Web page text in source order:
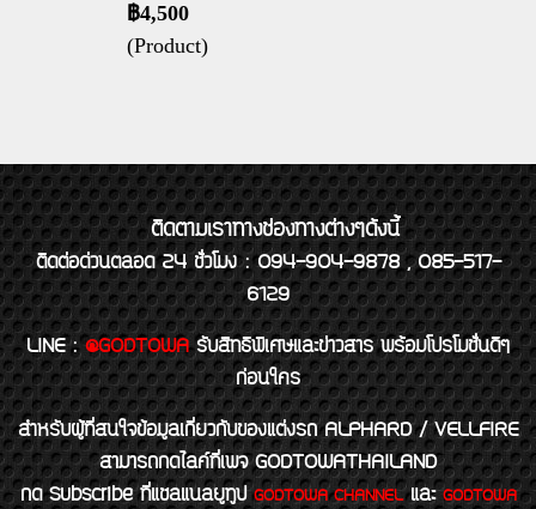
฿4,500
(Product)
ติดตามเราทางช่องทางต่างๆดังนี้
ติดต่อด่วนตลอด 24 ชั่วโมง : 094-904-9878 , 085-517-
6129
LINE : @GODTOWA รับสิทธิพิเศษและข่าวสาร พร้อมโปรโมชั่นดีๆ
ก่อนใคร
สำหรับผู้ที่สนใจข้อมูลเกี่ยวกับของแต่งรถ ALPHARD / VELLFIRE
สามารถกดไลค์ที่เพจ GODTOWATHAILAND
กด Subscribe ที่แชลแนลยูทูปGODTOWA CHANNELและGODTOWA